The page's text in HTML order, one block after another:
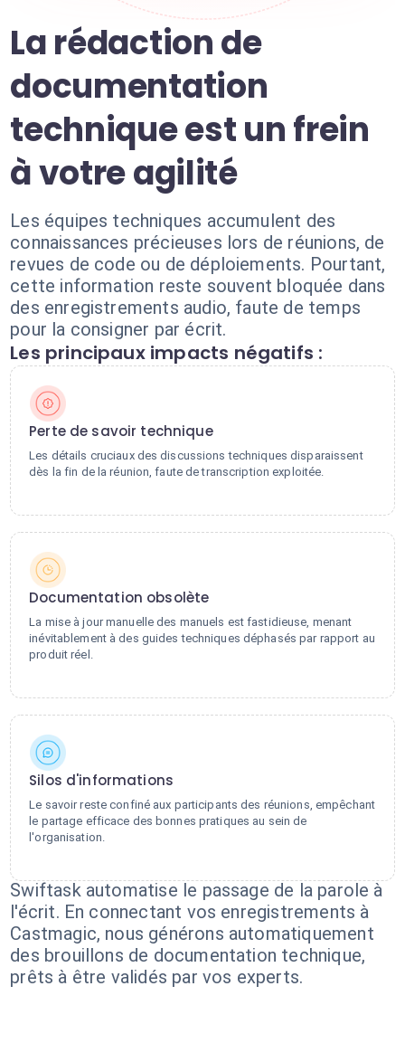
La rédaction de
documentation
technique est un frein
à votre agilité
Les équipes techniques accumulent des
connaissances précieuses lors de réunions, de
revues de code ou de déploiements. Pourtant,
cette information reste souvent bloquée dans
des enregistrements audio, faute de temps
pour la consigner par écrit.
Les principaux impacts négatifs :
Perte de savoir technique
Les détails cruciaux des discussions techniques disparaissent
dès la fin de la réunion, faute de transcription exploitée.
Documentation obsolète
La mise à jour manuelle des manuels est fastidieuse, menant
inévitablement à des guides techniques déphasés par rapport au
produit réel.
Silos d'informations
Le savoir reste confiné aux participants des réunions, empêchant
le partage efficace des bonnes pratiques au sein de
l'organisation.
Swiftask automatise le passage de la parole à
l'écrit. En connectant vos enregistrements à
Castmagic, nous générons automatiquement
des brouillons de documentation technique,
prêts à être validés par vos experts.